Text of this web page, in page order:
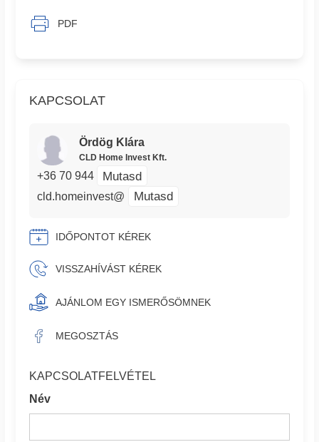
KAPCSOLAT
Ördög Klára
CLD Home Invest Kft.
+36 70 944 Mutasd
cld.homeinvest@ Mutasd
IDŐPONTOT KÉREK
VISSZAHÍVÁST KÉREK
AJÁNLOM EGY ISMERŐSÖMNEK
MEGOSZTÁS
KAPCSOLATFELVÉTEL
Név
PDF